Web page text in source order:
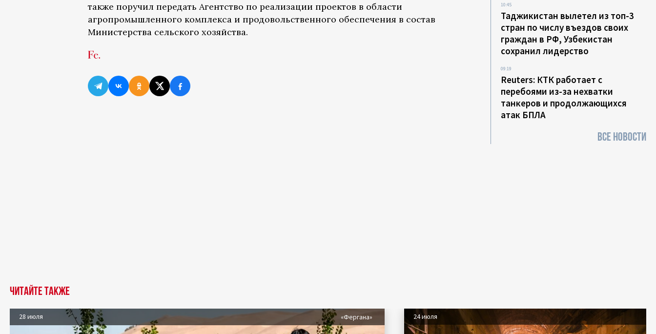
также поручил передать Агентство по реализации проектов в области
агропромышленного комплекса и продовольственного обеспечения в состав
Министерства сельского хозяйства.
10:45
Таджикистан вылетел из топ-3
стран по числу въездов своих
граждан в РФ, Узбекистан
сохранил лидерство
09:19
Reuters: КТК работает с
перебоями из-за нехватки
танкеров и продолжающихся
атак БПЛА
ВСЕ НОВОСТИ
Читайте также
28 июля «Фергана» 24 июля